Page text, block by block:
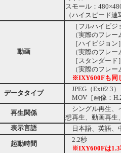
スモール：
（ハイスピード
動画
［フルハイビ
（実際のフレー
［ハイビジョン
（実際のフレー
［スタンダード
（実際のフレー
※IXY600Fも同
データタイプ
JPEG（Exif2.3）
MOV［画像：
再生関係
シングル再生、
想再生、動画再生
表示言語
日本語、英語、
起動時間
2.2秒
※IXY600Fは1.3